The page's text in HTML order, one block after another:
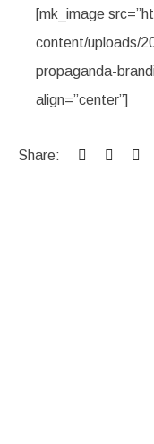
[mk_image
content/uploads/
propaganda-
align=”center”]
Share: